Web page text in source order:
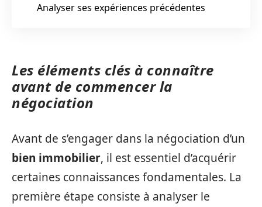
Analyser ses expériences précédentes
Les éléments clés à connaître
avant de commencer la
négociation
Avant de s’engager dans la négociation d’un
bien immobilier, il est essentiel d’acquérir
certaines connaissances fondamentales. La
première étape consiste à analyser le